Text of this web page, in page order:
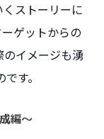
ストーリーに
ゲットからの
イメージも湧
す。